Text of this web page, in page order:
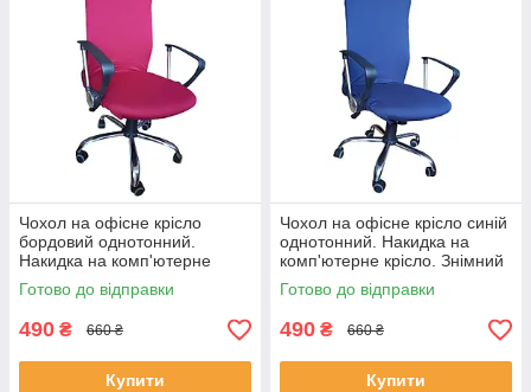
Чохол на офісне крісло
бордовий однотонний.
Накидка на комп'ютерне
крісло. Знімний чохол
Готово до відправки
490 ₴ 660 ₴
Купити
Чохол на офісне крісло синій
однотонний. Накидка на
комп'ютерне крісло. Знімний
чохол
Готово до відправки
490 ₴ 660 ₴
Купити